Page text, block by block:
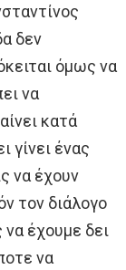
δεν
όμως να
να
κατά
γίνει ένας
να έχουν
τον διάλογο
έχουμε δει
να